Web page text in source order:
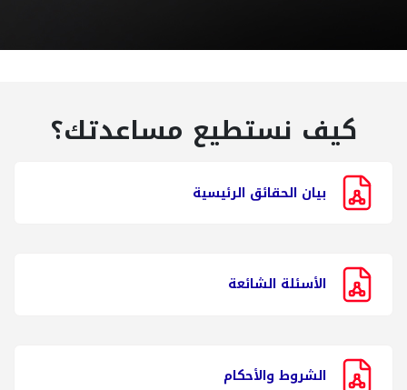
كيف نستطيع مساعدتك؟
بيان الحقائق الرئيسية
الأسئلة الشائعة
الشروط والأحكام